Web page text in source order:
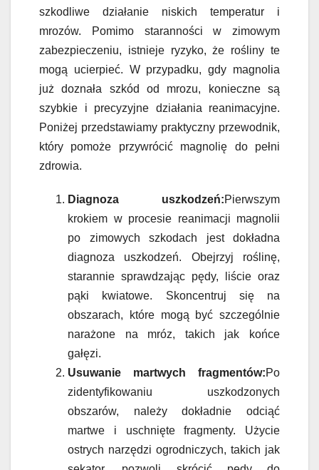
szkodliwe działanie niskich temperatur i
mrozów. Pomimo staranności w zimowym
zabezpieczeniu, istnieje ryzyko, że rośliny te
mogą ucierpieć. W przypadku, gdy magnolia
już doznała szkód od mrozu, konieczne są
szybkie i precyzyjne działania reanimacyjne.
Poniżej przedstawiamy praktyczny przewodnik,
który pomoże przywrócić magnolię do pełni
zdrowia.
Diagnoza uszkodzeń:Pierwszym
krokiem w procesie reanimacji magnolii
po zimowych szkodach jest dokładna
diagnoza uszkodzeń. Obejrzyj roślinę,
starannie sprawdzając pędy, liście oraz
pąki kwiatowe. Skoncentruj się na
obszarach, które mogą być szczególnie
narażone na mróz, takich jak końce
gałęzi.
Usuwanie martwych fragmentów:Po
zidentyfikowaniu uszkodzonych
obszarów, należy dokładnie odciąć
martwe i uschnięte fragmenty. Użycie
ostrych narzędzi ogrodniczych, takich jak